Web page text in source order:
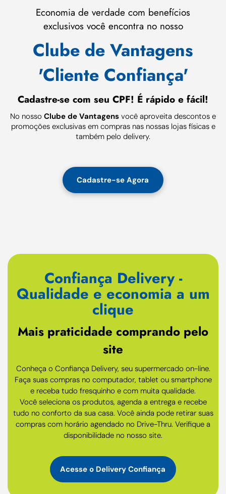
Economia de verdade com benefícios
exclusivos você encontra no nosso
Clube de Vantagens
'Cliente Confiança'
Cadastre-se com seu CPF! É rápido e fácil!
No nosso Clube de Vantagens você aproveita descontos e
promoções exclusivas em compras nas nossas lojas físicas e
também pelo delivery.
Cadastre-se Agora
Confiança Delivery -
Qualidade e economia a um
clique
Mais praticidade comprando pelo
site
Conheça o Confiança Delivery, seu supermercado on-line.
Faça suas compras no computador, tablet ou smartphone
e receba tudo fresquinho e com muita qualidade.
Você seleciona os produtos, agenda a entrega e recebe
tudo no conforto da sua casa. Você ainda pode retirar suas
compras com horário agendado no Drive-Thru. Verifique a
disponibilidade no nosso site.
Acesse o Delivery Confiança